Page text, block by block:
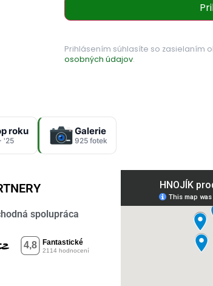
Prihlásením súhlasíte so zasielaním
osobných údajov.
roku
'25
Galerie
925 fotek
spolupráca